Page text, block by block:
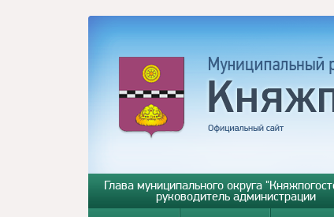
Глава муниципального округа
руководитель администрации